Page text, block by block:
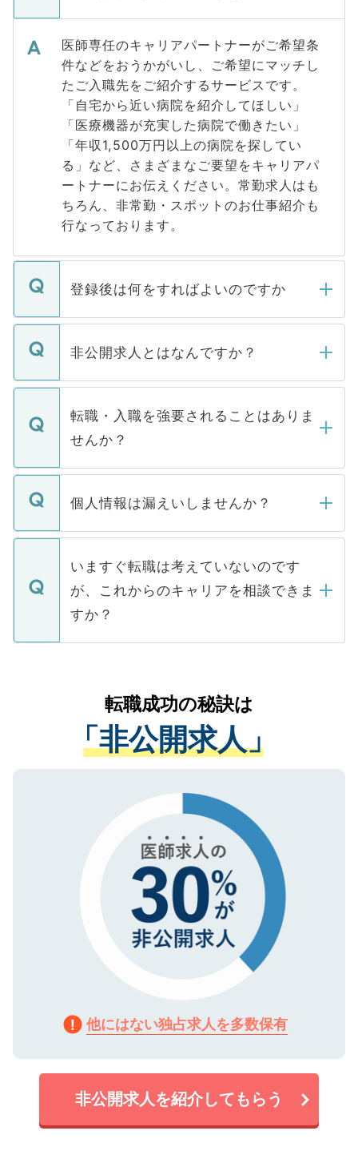
医師専任のキャリアパートナーがご希望条
件などをおうかがいし、ご希望にマッチし
たご入職先をご紹介するサービスです。
「自宅から近い病院を紹介してほしい」
「医療機器が充実した病院で働きたい」
「年収1,500万円以上の病院を探してい
る」など、さまざまなご要望をキャリアパ
ートナーにお伝えください。常勤求人はも
ちろん、非常勤・スポットのお仕事紹介も
行なっております。
登録後は何をすればよいのですか
ご登録いただきましたら、弊社担当者がご
登録内容を確認し、その後メールもしくは
ます。通常、5営業日以内にはご連絡をせて
いただきますので、しばらくお待ちくださ
非公開求人とはなんですか？
マイナビDOCTORで取り扱っている求人の
うち約3割は、Webサイトからご覧いただ
けない「非公開求人」です。非公開求人は
下記の理由によって、一般には公開してい
ません。
■応募殺到を避けるため 人気のある医療機
関を公にしてしまうと、応募が殺到する場
に、医療機関が求める条件に合った人材の
みを人材紹介会社に依頼するケースが増え
ています。
転職・入職を強要されることはありま
せんか？
転職・入職を強要することは一切ありませ
ん。また、仮に応募先から内定をいただい
定を承諾する必要はありません。内定先へ
の辞退の連絡はキャリアパートナーが行い
個人情報は漏えいしませんか？
個人情報が漏えいすることはありませんの
で、ご安心ください。当サイトからの登録
などで収集したご登録者様の個人情報は、
ご本人のキャリアアップおよび転職活動の
支援を目的に使用いたします。お預かりし
ているすべての個人データはご本人の許可
は、個人情報の取り扱いについての厳密な
管理基準を満たした事業者のみに付与され
る、プライバシーマークを取得済みです。
で、機密保持に関してもご安心ください。
いますぐ転職は考えていないのです
が、これからのキャリアを相談できま
すか？
かがいして、現在の医療機関の状況や紹介
経験をまじえながら、適切なアドバイスを
させていただきます。すぐにご転職をされ
ない方には、長期的なサポートが可能です
ので、まずはご登録ください。
転職成功の秘訣は
「非公開求人」
他にはない独占求人を多数保有
非公開求人を紹介してもらう